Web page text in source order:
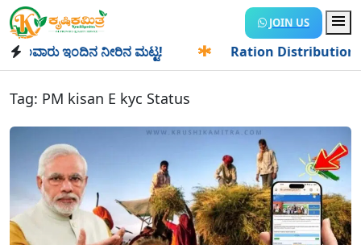
JOIN US
ಇಂದಿನ ನೀರಿನ ಮಟ್ಟ! Ration Distribution-
Tag: PM kisan E kyc Status